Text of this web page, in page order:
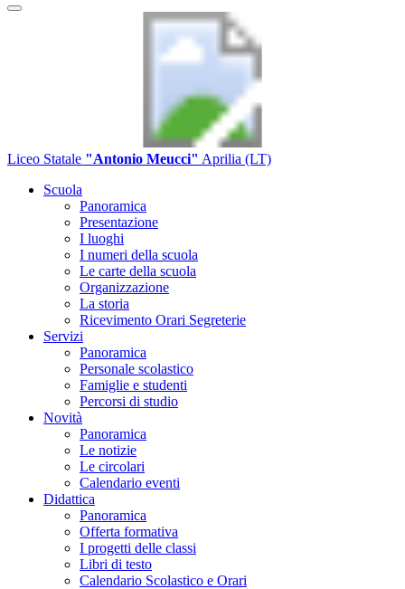
Liceo Statale "Antonio Meucci" Aprilia (LT)
Scuola
Panoramica
Presentazione
I luoghi
I numeri della scuola
Le carte della scuola
Organizzazione
La storia
Ricevimento Orari Segreterie
Servizi
Panoramica
Personale scolastico
Famiglie e studenti
Percorsi di studio
Novità
Panoramica
Le notizie
Le circolari
Calendario eventi
Didattica
Panoramica
Offerta formativa
I progetti delle classi
Libri di testo
Calendario Scolastico e Orari